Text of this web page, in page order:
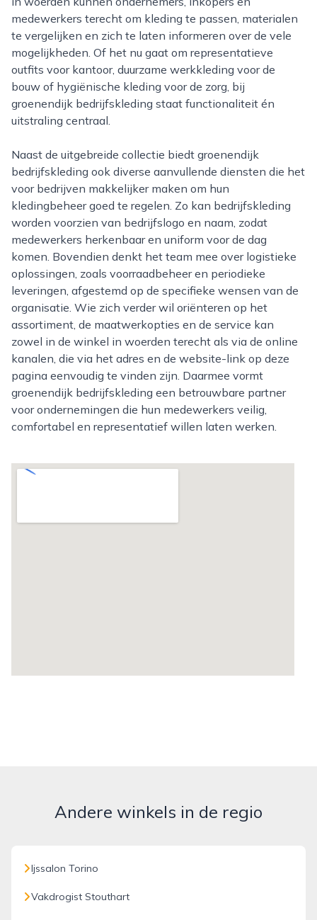
medewerkers terecht om kleding te passen, materialen
te vergelijken en zich te laten informeren over de vele
mogelijkheden. Of het nu gaat om representatieve
outfits voor kantoor, duurzame werkkleding voor de
bouw of hygiënische kleding voor de zorg, bij
groenendijk bedrijfskleding staat functionaliteit én
uitstraling centraal.
Naast de uitgebreide collectie biedt groenendijk
bedrijfskleding ook diverse aanvullende diensten die het
voor bedrijven makkelijker maken om hun
kledingbeheer goed te regelen. Zo kan bedrijfskleding
worden voorzien van bedrijfslogo en naam, zodat
medewerkers herkenbaar en uniform voor de dag
komen. Bovendien denkt het team mee over logistieke
oplossingen, zoals voorraadbeheer en periodieke
leveringen, afgestemd op de specifieke wensen van de
organisatie. Wie zich verder wil oriënteren op het
assortiment, de maatwerkopties en de service kan
zowel in de winkel in woerden terecht als via de online
kanalen, die via het adres en de website-link op deze
pagina eenvoudig te vinden zijn. Daarmee vormt
groenendijk bedrijfskleding een betrouwbare partner
voor ondernemingen die hun medewerkers veilig,
comfortabel en representatief willen laten werken.
Andere winkels in de regio
Ijssalon Torino
Vakdrogist Stouthart